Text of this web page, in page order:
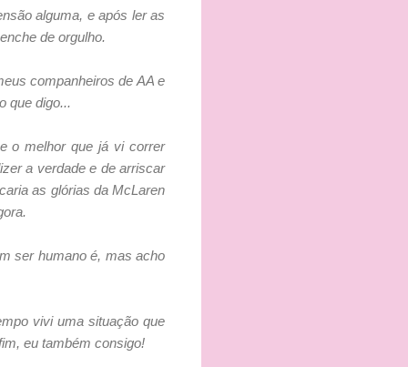
alguma, e após ler as
de orgulho.
companheiros de AA e
que digo...
o melhor que já vi correr
a verdade e de arriscar
as glórias da McLaren
ser humano é, mas acho
vivi uma situação que
eu também consigo!